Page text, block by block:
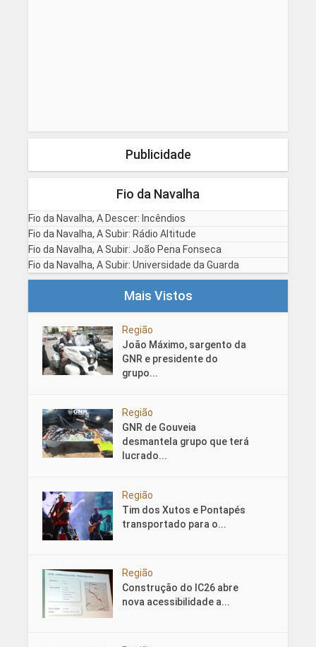
Publicidade
Fio da Navalha
Fio da Navalha, A Descer: Incêndios
Fio da Navalha, A Subir: Rádio Altitude
Fio da Navalha, A Subir: João Pena Fonseca
Fio da Navalha, A Subir: Universidade da Guarda
Mais Vistos
Região
João Máximo, sargento da
GNR e presidente do
grupo...
Região
GNR de Gouveia
desmantela grupo que terá
lucrado...
Região
Tim dos Xutos e Pontapés
transportado para o...
Região
Construção do IC26 abre
nova acessibilidade a...